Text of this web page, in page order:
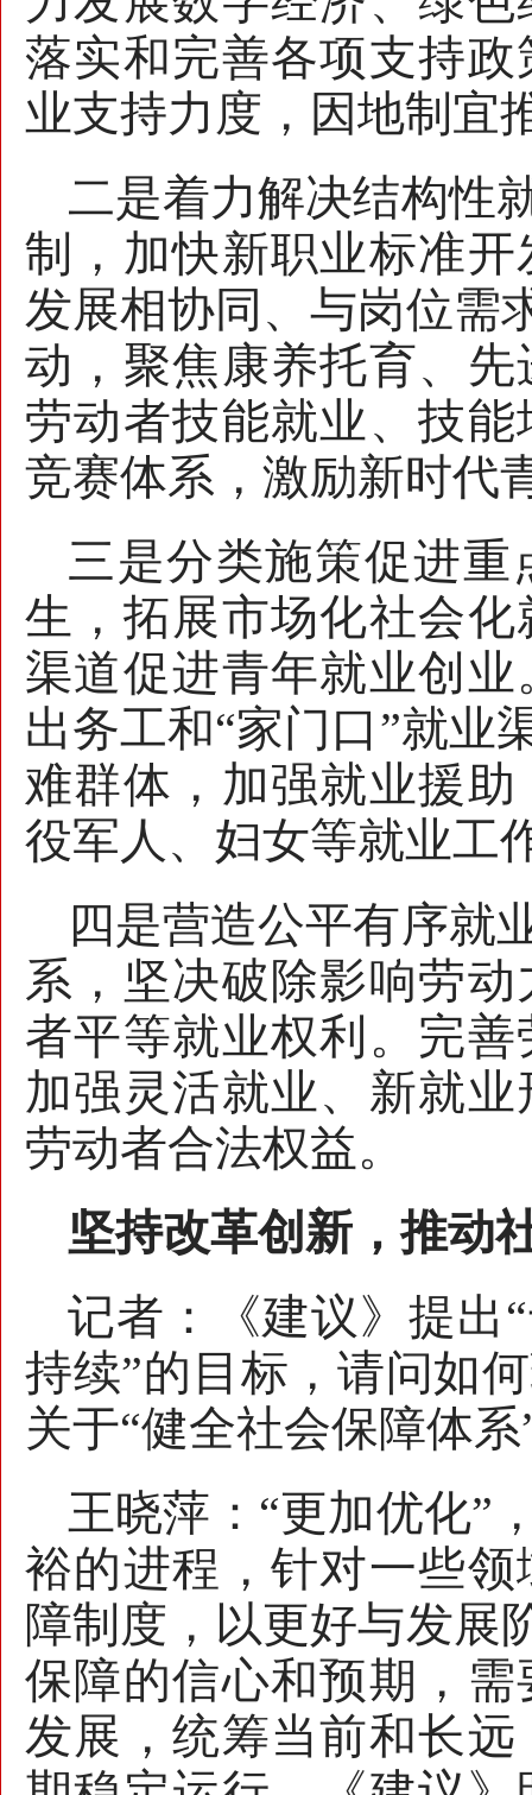
落实和完善各项支持
业支持力度，因地制宜
二是着力解决结构性
制，加快新职业标准
发展相协同、与岗位需
动，聚焦康养托育、
劳动者技能就业、技
竞赛体系，激励新时代
三是分类施策促进
生，拓展市场化社会
渠道促进青年就业创
出务工和“家门口”就业
难群体，加强就业援
役军人、妇女等就业工
四是营造公平有序就
系，坚决破除影响劳
者平等就业权利。完
加强灵活就业、新就
劳动者合法权益。
坚持改革创新，推动
记者：《建议》提出
持续”的目标，请问如
关于“健全社会保障体
王晓萍：“更加优化”
裕的进程，针对一些
障制度，以更好与发展
保障的信心和预期，
发展，统筹当前和长